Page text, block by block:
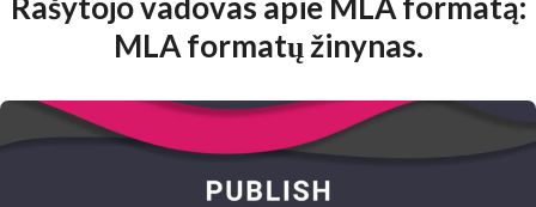
MLA formatų žinynas.